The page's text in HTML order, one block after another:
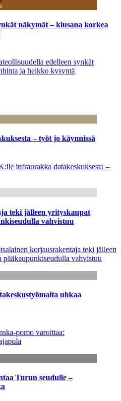
näkymät – kiusana korkea
edelleen synkät
ja heikko kysyntä
– työt jo käynnissä
infraurakka datakeskuksesta –
teki jälleen yrityskaupat
vahvistuu
korjausrakentaja teki jälleen
pääkaupunkiseudulla vahvistuu
uhkaa
pomo varoittaa:
Turun seudulle –